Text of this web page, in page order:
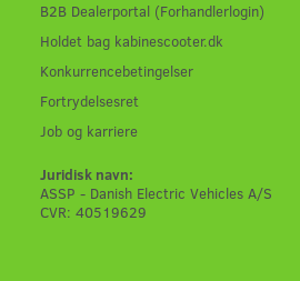
B2B Dealerportal (Forhandlerlogin)
Holdet bag kabinescooter.dk
Konkurrencebetingelser
Fortrydelsesret
Job og karriere
Juridisk navn:
ASSP - Danish Electric Vehicles A/S
CVR: 40519629